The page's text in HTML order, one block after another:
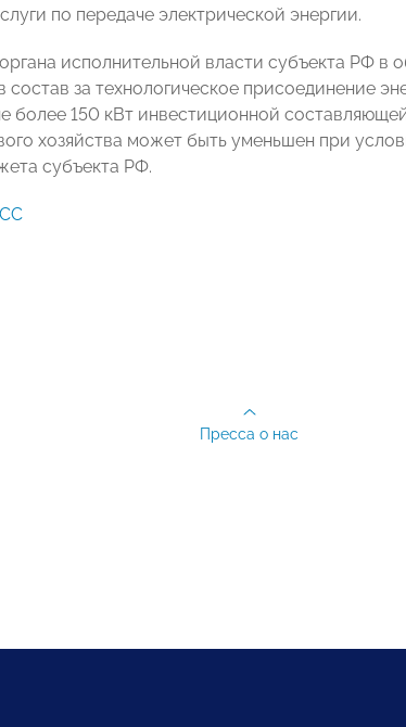
по передаче электрической энергии.
исполнительной власти субъекта РФ в
состав за технологическое присоединение
более 150 кВт инвестиционной
хозяйства может быть уменьшен при
субъекта РФ.
Пресса о нас